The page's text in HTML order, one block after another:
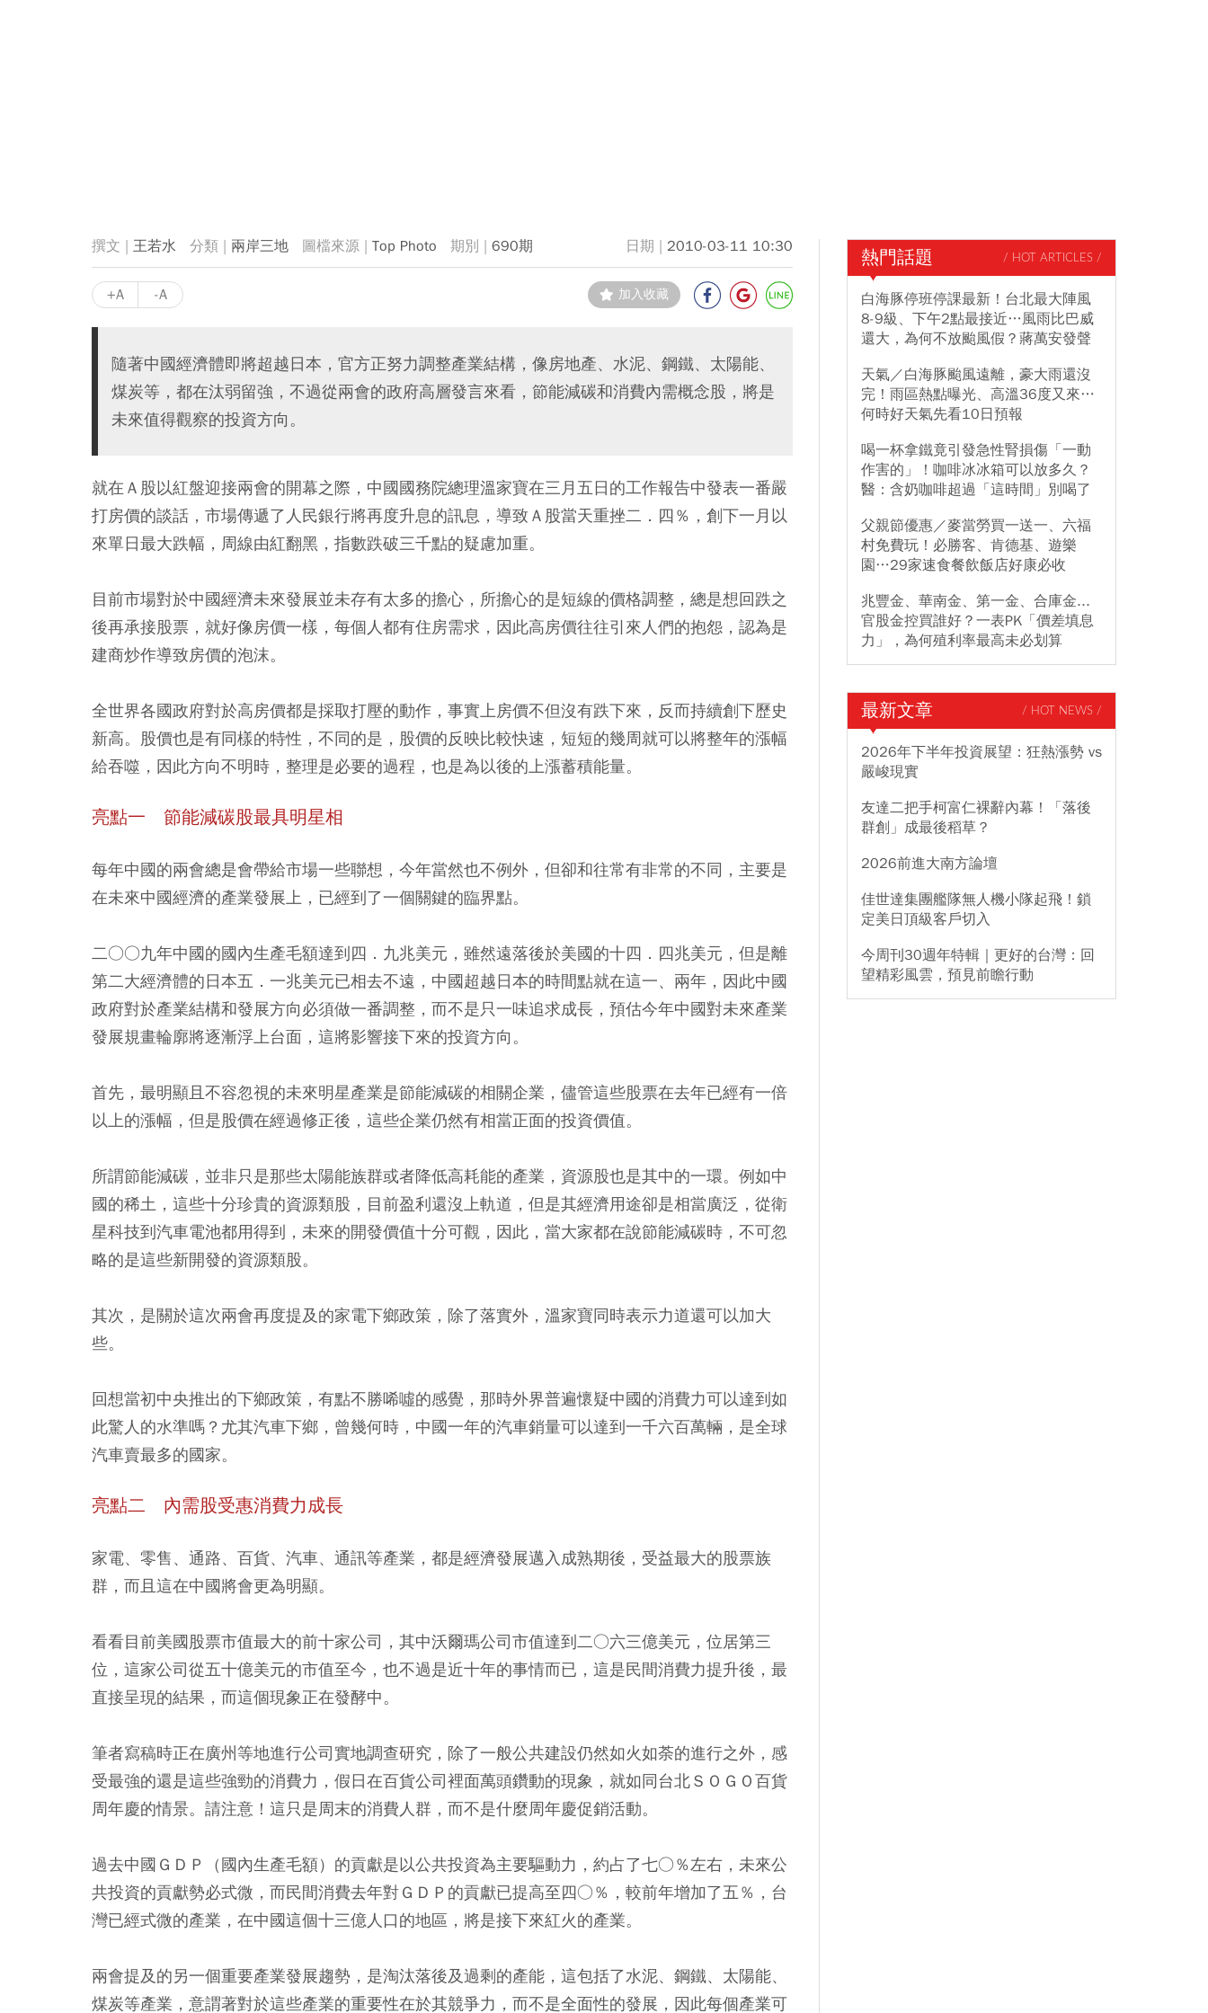
王若水 兩岸三地 Top Photo 690期 2010-03-11 10:30
+A -A 加入收藏
隨著中國經濟體即將超越日本，官方正努力調整產業結構，像房地產、水泥、鋼鐵、太陽能、
煤炭等，都在汰弱留強，不過從兩會的政府高層發言來看，節能減碳和消費內需概念股，將是
未來值得觀察的投資方向。
就在Ａ股以紅盤迎接兩會的開幕之際，中國國務院總理溫家寶在三月五日的工作報告中發表一番嚴
打房價的談話，市場傳遞了人民銀行將再度升息的訊息，導致Ａ股當天重挫二．四％，創下一月以
來單日最大跌幅，周線由紅翻黑，指數跌破三千點的疑慮加重。
目前市場對於中國經濟未來發展並未存有太多的擔心，所擔心的是短線的價格調整，總是想回跌之
後再承接股票，就好像房價一樣，每個人都有住房需求，因此高房價往往引來人們的抱怨，認為是
建商炒作導致房價的泡沫。
全世界各國政府對於高房價都是採取打壓的動作，事實上房價不但沒有跌下來，反而持續創下歷史
新高。股價也是有同樣的特性，不同的是，股價的反映比較快速，短短的幾周就可以將整年的漲幅
給吞噬，因此方向不明時，整理是必要的過程，也是為以後的上漲蓄積能量。
亮點一 節能減碳股最具明星相
每年中國的兩會總是會帶給市場一些聯想，今年當然也不例外，但卻和往常有非常的不同，主要是
在未來中國經濟的產業發展上，已經到了一個關鍵的臨界點。
二○○九年中國的國內生產毛額達到四．九兆美元，雖然遠落後於美國的十四．四兆美元，但是離
第二大經濟體的日本五．一兆美元已相去不遠，中國超越日本的時間點就在這一、兩年，因此中國
政府對於產業結構和發展方向必須做一番調整，而不是只一味追求成長，預估今年中國對未來產業
發展規畫輪廓將逐漸浮上台面，這將影響接下來的投資方向。
首先，最明顯且不容忽視的未來明星產業是節能減碳的相關企業，儘管這些股票在去年已經有一倍
以上的漲幅，但是股價在經過修正後，這些企業仍然有相當正面的投資價值。
所謂節能減碳，並非只是那些太陽能族群或者降低高耗能的產業，資源股也是其中的一環。例如中
國的稀土，這些十分珍貴的資源類股，目前盈利還沒上軌道，但是其經濟用途卻是相當廣泛，從衛
星科技到汽車電池都用得到，未來的開發價值十分可觀，因此，當大家都在說節能減碳時，不可忽
略的是這些新開發的資源類股。
其次，是關於這次兩會再度提及的家電下鄉政策，除了落實外，溫家寶同時表示力道還可以加大
些。
回想當初中央推出的下鄉政策，有點不勝唏噓的感覺，那時外界普遍懷疑中國的消費力可以達到如
此驚人的水準嗎？尤其汽車下鄉，曾幾何時，中國一年的汽車銷量可以達到一千六百萬輛，是全球
汽車賣最多的國家。
亮點二 內需股受惠消費力成長
家電、零售、通路、百貨、汽車、通訊等產業，都是經濟發展邁入成熟期後，受益最大的股票族
群，而且這在中國將會更為明顯。
看看目前美國股票市值最大的前十家公司，其中沃爾瑪公司市值達到二○六三億美元，位居第三
位，這家公司從五十億美元的市值至今，也不過是近十年的事情而已，這是民間消費力提升後，最
直接呈現的結果，而這個現象正在發酵中。
筆者寫稿時正在廣州等地進行公司實地調查研究，除了一般公共建設仍然如火如荼的進行之外，感
受最強的還是這些強勁的消費力，假日在百貨公司裡面萬頭鑽動的現象，就如同台北ＳＯＧＯ百貨
周年慶的情景。請注意！這只是周末的消費人群，而不是什麼周年慶促銷活動。
過去中國ＧＤＰ（國內生產毛額）的貢獻是以公共投資為主要驅動力，約占了七○％左右，未來公
共投資的貢獻勢必式微，而民間消費去年對ＧＤＰ的貢獻已提高至四○％，較前年增加了五％，台
灣已經式微的產業，在中國這個十三億人口的地區，將是接下來紅火的產業。
兩會提及的另一個重要產業發展趨勢，是淘汰落後及過剩的產能，這包括了水泥、鋼鐵、太陽能、
煤炭等產業，意謂著對於這些產業的重要性在於其競爭力，而不是全面性的發展，因此每個產業可
熱門話題 / HOT ARTICLES /
白海豚停班停課最新！台北最大陣風
8-9級、下午2點最接近…風雨比巴威
還大，為何不放颱風假？蔣萬安發聲
天氣／白海豚颱風遠離，豪大雨還沒
完！雨區熱點曝光、高溫36度又來…
何時好天氣先看10日預報
喝一杯拿鐵竟引發急性腎損傷「一動
作害的」！咖啡冰冰箱可以放多久？
醫：含奶咖啡超過「這時間」別喝了
父親節優惠／麥當勞買一送一、六福
村免費玩！必勝客、肯德基、遊樂
園…29家速食餐飲飯店好康必收
兆豐金、華南金、第一金、合庫金...
官股金控買誰好？一表PK「價差填息
力」，為何殖利率最高未必划算
最新文章 / HOT NEWS /
2026年下半年投資展望：狂熱漲勢 vs
嚴峻現實
友達二把手柯富仁裸辭內幕！「落後
群創」成最後稻草？
2026前進大南方論壇
佳世達集團艦隊無人機小隊起飛！鎖
定美日頂級客戶切入
今周刊30週年特輯｜更好的台灣：回
望精彩風雲，預見前瞻行動